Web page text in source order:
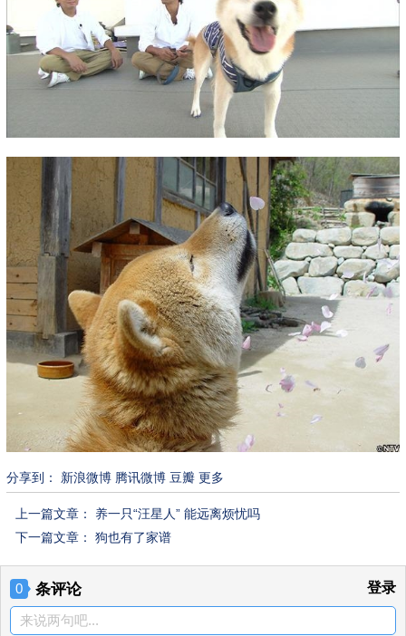
分享到： 新浪微博 腾讯微博 豆瓣 更多
上一篇文章： 养一只“汪星人” 能远离烦忧吗
下一篇文章： 狗也有了家谱
0 条评论 登录
来说两句吧...